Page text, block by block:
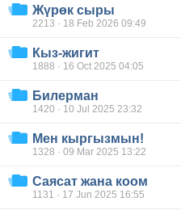
Жүрөк сыры
2213 · 18 Feb 2026 09:49
Кыз-жигит
1888 · 16 Oct 2025 04:05
Билерман
1420 · 10 Jul 2025 23:32
Мен кыргызмын!
1328 · 09 Mar 2025 13:22
Саясат жана коом
1131 · 17 Jun 2025 16:55